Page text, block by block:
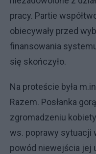
pracy. Partie
obiecywały przed
finansowania
się skończyło.
Na proteście była
Razem. Posłanka
zgromadzeniu
ws. poprawy sytuacji
powód niewejścia jej